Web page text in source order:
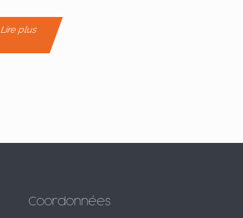
Lire plus
Coordonnées